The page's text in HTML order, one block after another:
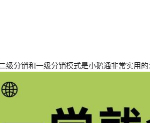
级分销和一级分销模式是小鹅通非常实用